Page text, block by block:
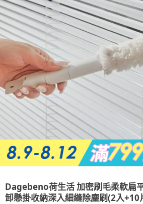
Dagebeno荷生活加密刷毛柔軟扁
卸懸掛收納深入細縫除塵刷(2入+10